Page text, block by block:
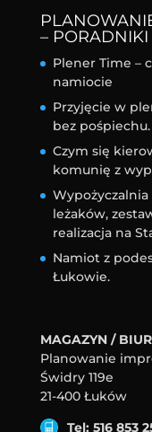
– PORADNIKI
Plener Time –
namiocie
Przyjęcie w
bez pośpiechu.
Czym się
komunię z
leżaków,
realizacja na
Namiot z
Łukowie.
MAGAZYN /
Planowanie
Świdry 119e
21-400 Łuków
Tel: 516 853